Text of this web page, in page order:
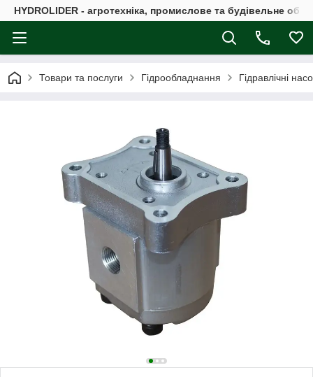
HYDROLIDER - агротехніка, промислове та будівельне
Товари та послуги Гідрообладнання Гідравлічні